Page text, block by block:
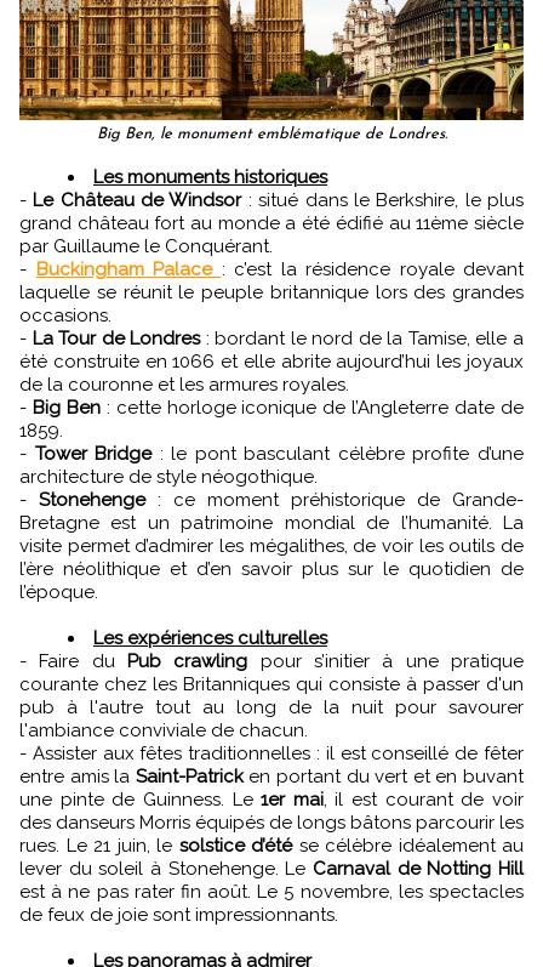
Big Ben, le monument emblématique de Londres.
Les monuments historiques
- Le Château de Windsor: situé dans le Berkshire, le plus
grand château fort au monde a été édifié au 11ème siècle
par Guillaume le Conquérant.
- Buckingham Palace : c’est la résidence royale devant
laquelle se réunit le peuple britannique lors des grandes
occasions.
- La Tour de Londres: bordant le nord de la Tamise, elle a
été construite en 1066 et elle abrite aujourd’hui les joyaux
de la couronne et les armures royales.
- Big Ben: cette horloge iconique de l’Angleterre date de
1859.
- Tower Bridge: le pont basculant célèbre profite d’une
architecture de style néogothique.
- Stonehenge: ce moment préhistorique de Grande-
Bretagne est un patrimoine mondial de l’humanité. La
visite permet d’admirer les mégalithes, de voir les outils de
l’ère néolithique et d’en savoir plus sur le quotidien de
l’époque.
Les expériences culturelles
- Faire du
Pub crawling pour s’initier à une pratique
courante chez les Britanniques qui consiste à passer d'un
pub à l'autre tout au long de la nuit pour savourer
l'ambiance conviviale de chacun.
- Assister aux fêtes traditionnelles : il est conseillé de fêter
entre amis la Saint-Patrick en portant du vert et en buvant
une pinte de Guinness. Le1er mai, il est courant de voir
des danseurs Morris équipés de longs bâtons parcourir les
rues. Le 21 juin, le solstice d’étése célèbre idéalement au
lever du soleil à Stonehenge. Le Carnaval de Notting Hill
est à ne pas rater fin août. Le 5 novembre, les spectacles
de feux de joie sont impressionnants.
Les panoramas à admirer